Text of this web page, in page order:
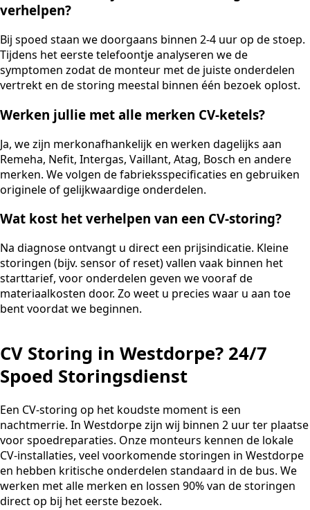
verhelpen?
Bij spoed staan we doorgaans binnen 2-4 uur op de stoep.
Tijdens het eerste telefoontje analyseren we de
symptomen zodat de monteur met de juiste onderdelen
vertrekt en de storing meestal binnen één bezoek oplost.
Werken jullie met alle merken CV-ketels?
Ja, we zijn merkonafhankelijk en werken dagelijks aan
Remeha, Nefit, Intergas, Vaillant, Atag, Bosch en andere
merken. We volgen de fabrieksspecificaties en gebruiken
originele of gelijkwaardige onderdelen.
Wat kost het verhelpen van een CV-storing?
Na diagnose ontvangt u direct een prijsindicatie. Kleine
storingen (bijv. sensor of reset) vallen vaak binnen het
starttarief, voor onderdelen geven we vooraf de
materiaalkosten door. Zo weet u precies waar u aan toe
bent voordat we beginnen.
CV Storing in Westdorpe? 24/7
Spoed Storingsdienst
Een CV-storing op het koudste moment is een
nachtmerrie. In Westdorpe zijn wij binnen 2 uur ter plaatse
voor spoedreparaties. Onze monteurs kennen de lokale
CV-installaties, veel voorkomende storingen in Westdorpe
en hebben kritische onderdelen standaard in de bus. We
werken met alle merken en lossen 90% van de storingen
direct op bij het eerste bezoek.